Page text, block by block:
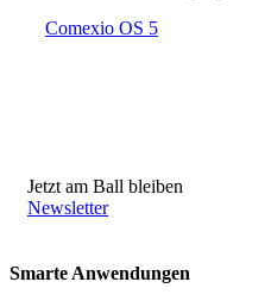
Comexio OS 5
Jetzt am Ball bleiben
Newsletter
Smarte Anwendungen